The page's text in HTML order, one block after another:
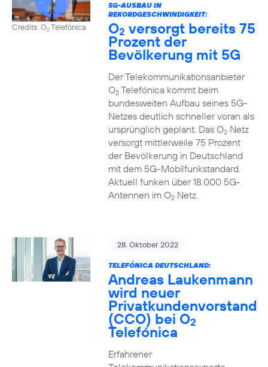
Credits: O2Telefónica
5G-AUSBAU IN
REKORDGESCHWINDIGKEIT:
O2 versorgt bereits 75
Prozent der
Bevölkerung mit 5G
Der Telekommunikationsanbieter
O2Telefónica kommt beim
bundesweiten Aufbau seines 5G-
Netzes deutlich schneller voran als
ursprünglich geplant. Das O2Netz
versorgt mittlerweile 75 Prozent
der Bevölkerung in Deutschland
mit dem 5G-Mobilfunkstandard.
Aktuell funken über 18.000 5G-
Antennen im O2Netz.
28. Oktober 2022
TELEFÓNICA DEUTSCHLAND:
Andreas Laukenmann
wird neuer
Privatkundenvorstand
(CCO) bei O2
Telefónica
Erfahrener